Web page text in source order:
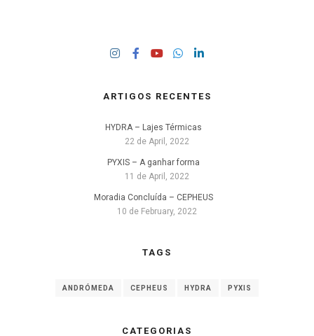
ARTIGOS RECENTES
HYDRA – Lajes Térmicas
22 de April, 2022
PYXIS – A ganhar forma
11 de April, 2022
Moradia Concluída – CEPHEUS
10 de February, 2022
TAGS
ANDRÓMEDA CEPHEUS HYDRA PYXIS
CATEGORIAS